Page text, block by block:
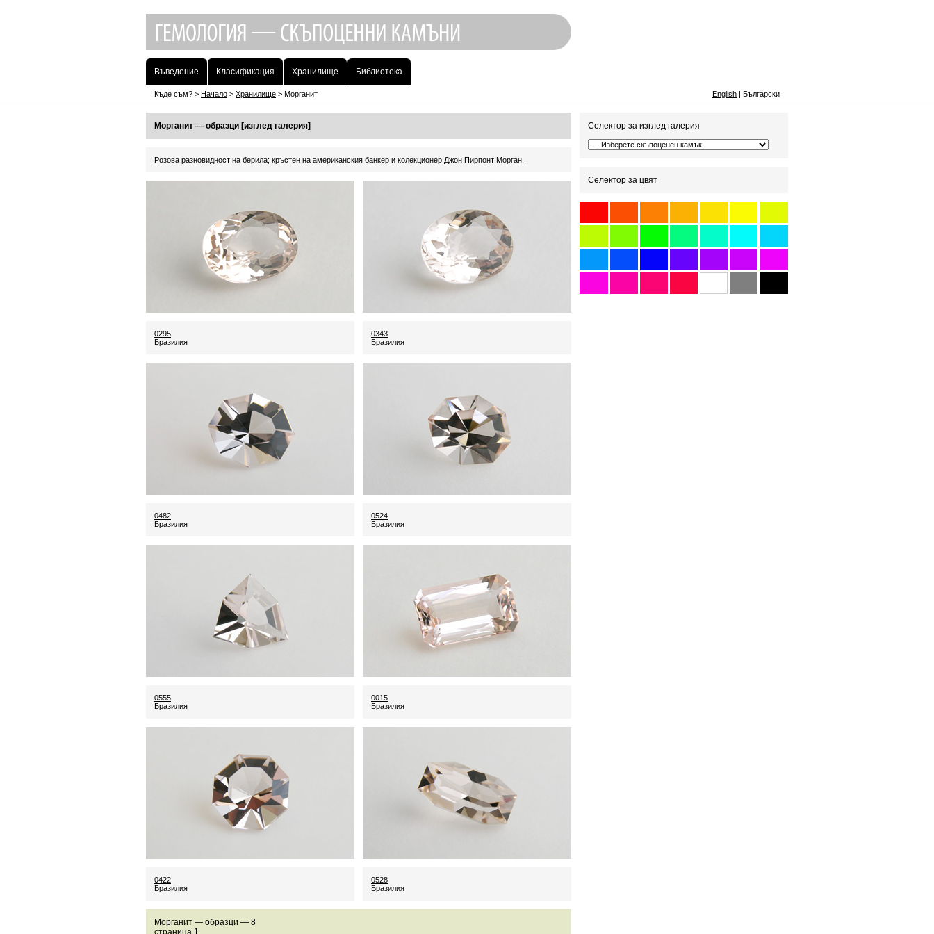
Въведение Класификация Хранилище Библиотека
English | Български
Къде съм? > Начало > Хранилище > Морганит
Селектор за изглед галерия
Селектор за цвят
Морганит — образци [изглед галерия]
Розова разновидност на берила; кръстен на американския банкер и колекционер Джон Пирпонт Морган.
0295
Бразилия
0343
Бразилия
0482
Бразилия
0524
Бразилия
0555
Бразилия
0015
Бразилия
0422
Бразилия
0528
Бразилия
Морганит — образци — 8
страница 1